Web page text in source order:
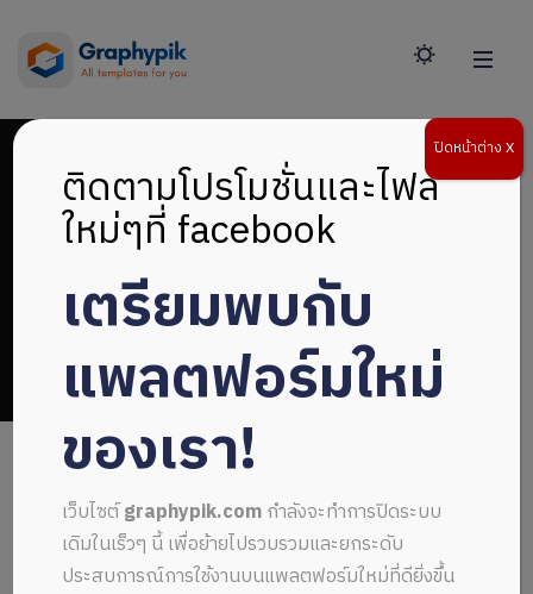
BLUE
ALL MUSIC FROM BLUE
ติดตามโปรโมชั่นและไฟล์
ใหม่ๆที่ facebook
เตรียมพบกับ
แพลตฟอร์มใหม่
ของเรา!
เว็บไซต์graphypik.comกำลังจะทำการปิดระบบ
เดิมในเร็วๆ นี้ เพื่อย้ายไปรวบรวมและยกระดับ
ประสบการณ์การใช้งานบนแพลตฟอร์มใหม่ที่ดียิ่งขึ้น
ปิดหน้าต่าง X